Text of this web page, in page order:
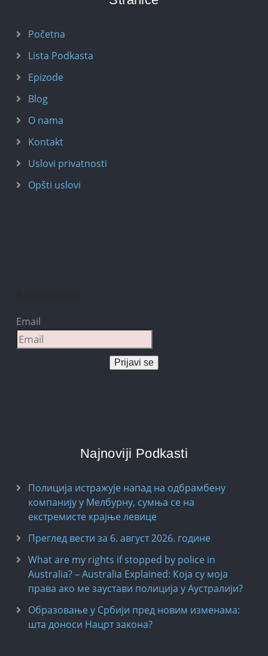
Početna
Lista Podkasta
Epizode
Blog
O nama
Kontakt
Uslovi privatnosti
Opšti uslovi
Email
Prijavi se
Najnoviji Podkasti
Полиција истражује напад на одбрамбену
компанију у Мелбурну, сумња се на
екстремисте крајње левице
Преглед вести за 6. август 2026. године
What are my rights if stopped by police in
Australia? – Australia Explained: Која су моја
права ако ме заустави полиција у Аустралији?
Образовање у Србији пред новим изменама:
шта доноси Нацрт закона?